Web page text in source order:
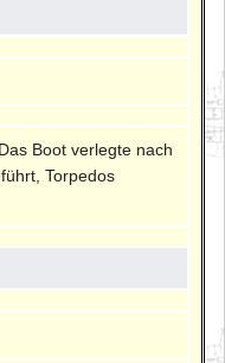
Boot verlegte nach
Torpedos